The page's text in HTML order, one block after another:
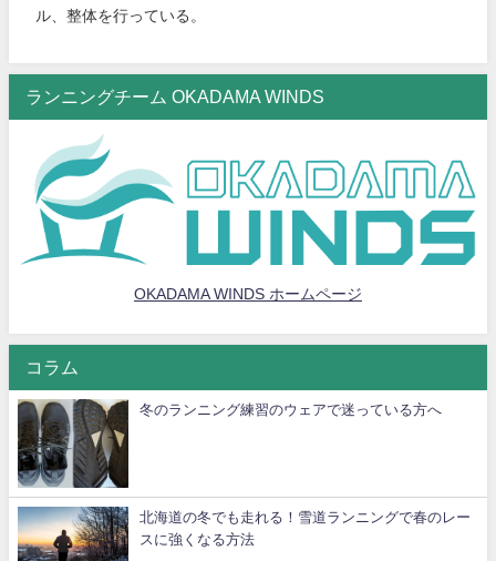
ル、整体を行っている。
ランニングチーム OKADAMA WINDS
OKADAMA WINDS ホームページ
コラム
冬のランニング練習のウェアで迷っている方へ
北海道の冬でも走れる！雪道ランニングで春のレー
スに強くなる方法